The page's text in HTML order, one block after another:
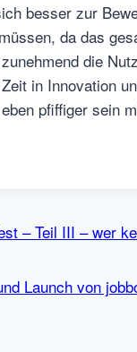
besser zur
da das
die
in Innovation
pfiffiger sein
– Teil III – wer
Launch von